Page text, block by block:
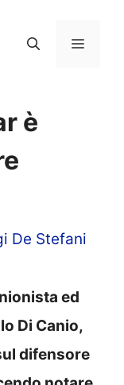
Menu
è
De Stefani
ed
Di Canio,
difensore